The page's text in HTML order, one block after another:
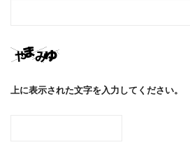
上に表示された文字を入力してください。